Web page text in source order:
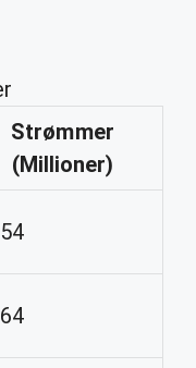
Strømmer
(Millioner)